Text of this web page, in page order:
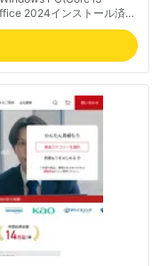
2024インストール済
間のレンタルプラン+延長
プチプチで丁寧に梱包さ
絡メールがあり安心、機種
績あり。楽天市場で評価
も好評。最新の料金は公式